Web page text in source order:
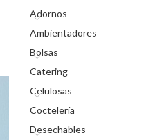
Adornos
Ambientadores
Bolsas
Catering
Celulosas
Coctelería
Desechables